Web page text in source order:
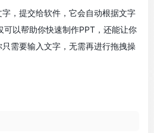
，提交给软件，它会自动根据文字
可以帮助你快速制作PPT，还能让你
需要输入文字，无需再进行拖拽操